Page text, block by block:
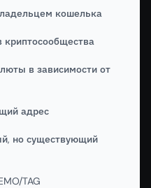
кошелька
в зависимости от
адрес
но существующий
TAG